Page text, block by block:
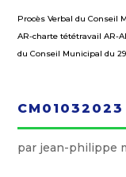
Procès Verbal du Conseil
AR-charte tététravail AR-
du Conseil Municipal du
CM01032023
par jean-philippe